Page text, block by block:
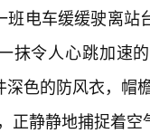
班电车缓缓驶离
抹令人心跳加速
深色的防风衣，帽
正静静地捕捉着